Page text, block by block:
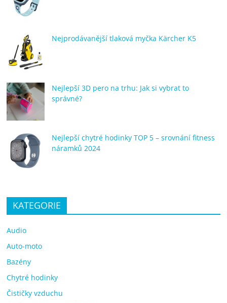
Nejprodávanější tlaková myčka Kärcher K5
Nejlepší 3D pero na trhu: Jak si vybrat to
správné?
Nejlepší chytré hodinky TOP 5 – srovnání fitness
náramků 2024
KATEGORIE
Audio
Auto-moto
Bazény
Chytré hodinky
Čističky vzduchu